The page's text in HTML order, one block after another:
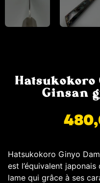
Hatsukokoro
Ginsan
Hatsukokoro Ginyo
est l’équivalent japonais
lame qui grâce à ses